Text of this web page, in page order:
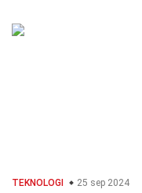
TEKNOLOGI 25 sep 2024